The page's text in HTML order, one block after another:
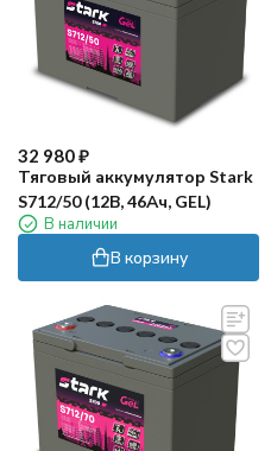
32 980₽
Тяговый аккумулятор Stark
S712/50 (12В, 46Ач, GEL)
В наличии
В корзину